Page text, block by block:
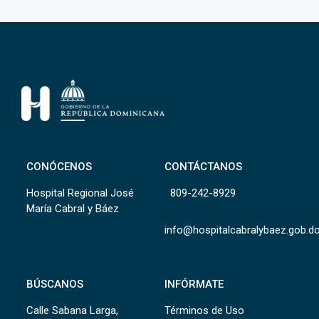
CONÓCENOS
Hospital Regional José
María Cabral y Báez
CONTÁCTANOS
809-242-8929
BÚSCANOS
Calle Sabana Larga,
INFÓRMATE
Términos de Uso